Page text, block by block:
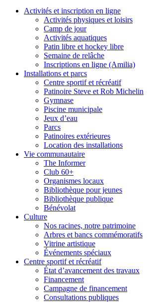
Activités et inscription en ligne
Activités physiques et loisirs
Camp de jour
Activités aquatiques
Patin libre et hockey libre
Semaine de relâche
Inscriptions en ligne (Amilia)
Installations et parcs
Centre sportif et récréatif
Patinoire Steve et Rob Michelin
Gymnase
Piscine municipale
Jeux d’eau
Parcs
Patinoires extérieures
Location des installations
Vie communautaire
The Informer
Club 60+
Organismes locaux
Bibliothèque pour jeunes
Bibliothèque publique
Bénévolat
Culture
Nos racines, notre patrimoine
Arbres et bancs commémoratifs
Vitrine artistique
Événements spéciaux
Centre sportif et récréatif
État d’avancement des travaux
Financement
Campagne de financement
Consultations publiques